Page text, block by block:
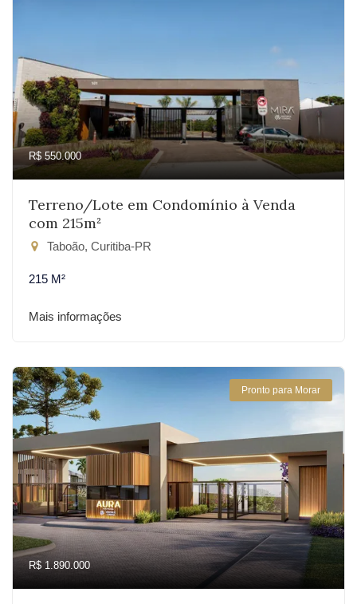
R$ 550.000
Terreno/Lote em Condomínio à Venda
com 215m²
Taboão, Curitiba-PR
215 M²
Mais informações
Pronto para Morar
R$ 1.890.000